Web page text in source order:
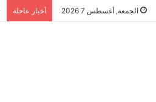
الجمعة, أغسطس 7 2026 أخبار عاجلة